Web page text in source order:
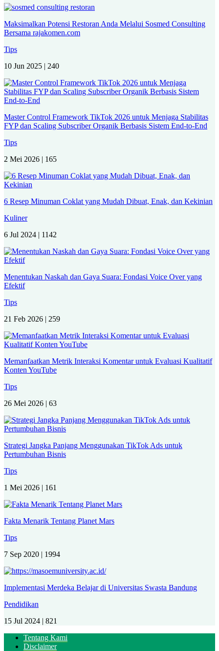
Maksimalkan Potensi Restoran Anda Melalui Sosmed Consulting
Bersama rajakomen.com
Tips
10 Jun 2025 | 240
Master Control Framework TikTok 2026 untuk Menjaga Stabilitas
FYP dan Scaling Subscriber Organik Berbasis Sistem End-to-End
Tips
2 Mei 2026 | 165
6 Resep Minuman Coklat yang Mudah Dibuat, Enak, dan Kekinian
Kuliner
6 Jul 2024 | 1142
Menentukan Naskah dan Gaya Suara: Fondasi Voice Over yang
Efektif
Tips
21 Feb 2026 | 259
Memanfaatkan Metrik Interaksi Komentar untuk Evaluasi Kualitatif
Konten YouTube
Tips
26 Mei 2026 | 63
Strategi Jangka Panjang Menggunakan TikTok Ads untuk
Pertumbuhan Bisnis
Tips
1 Mei 2026 | 161
Fakta Menarik Tentang Planet Mars
Tips
7 Sep 2020 | 1994
Implementasi Merdeka Belajar di Universitas Swasta Bandung
Pendidikan
15 Jul 2024 | 821
Tentang Kami
Disclaimer